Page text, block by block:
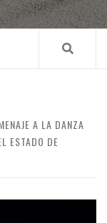
A LA DANZA
ESTADO DE